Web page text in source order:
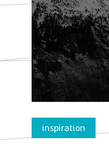
inspiration